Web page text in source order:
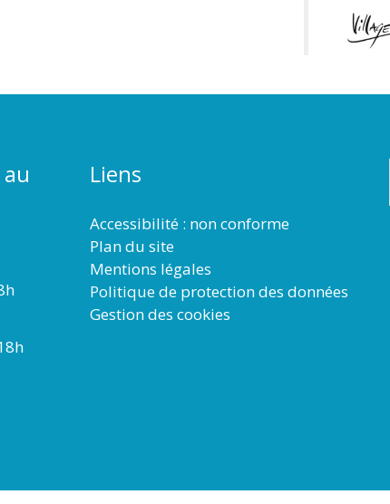
Liens
Accessibilité : non conforme
Plan du site
Mentions légales
Politique de protection des données
Gestion des cookies